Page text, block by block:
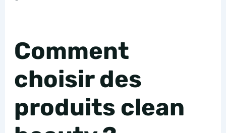
Comment
choisir des
produits clean